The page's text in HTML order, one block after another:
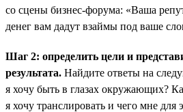
со сцены бизнес-форума: «Ваша
денег вам дадут взаймы под ваше
Шаг 2: определить цели и
результата. Найдите ответы на
я хочу быть в глазах окружающих?
я хочу транслировать и чего мне для